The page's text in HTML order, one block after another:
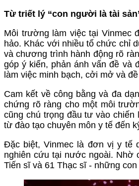
Từ triết lý “con người là tài
Môi trường làm việc tại Vinmec
hảo. Khác với nhiều tổ chức chỉ
và chương trình hành động rõ
góp ý kiến, phản ánh vấn đề và
làm việc minh bạch, cởi mở và
Cam kết về công bằng và đa
chứng rõ ràng cho một môi
cũng chú trọng đầu tư vào
từ đào tạo chuyên môn y tế đến
Đặc biệt, Vinmec là đơn vị y tế
nghiên cứu tại nước ngoài. Nhờ
Tiến sĩ và 61 Thạc sĩ - những